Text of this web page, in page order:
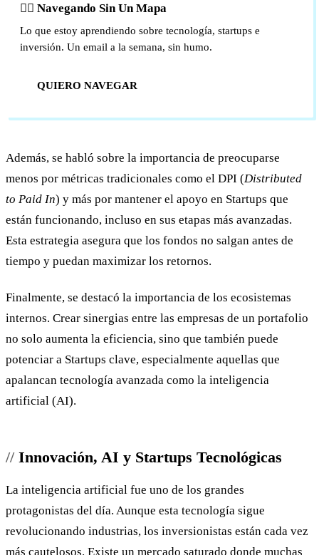
🏴‍☠️ Navegando Sin Un Mapa
Lo que estoy aprendiendo sobre tecnología, startups e
inversión. Un email a la semana, sin humo.
QUIERO NAVEGAR
Además, se habló sobre la importancia de preocuparse
menos por métricas tradicionales como el DPI (Distributed
to Paid In) y más por mantener el apoyo en Startups que
están funcionando, incluso en sus etapas más avanzadas.
Esta estrategia asegura que los fondos no salgan antes de
tiempo y puedan maximizar los retornos.
Finalmente, se destacó la importancia de los ecosistemas
internos. Crear sinergias entre las empresas de un portafolio
no solo aumenta la eficiencia, sino que también puede
potenciar a Startups clave, especialmente aquellas que
apalancan tecnología avanzada como la inteligencia
artificial (AI).
Innovación, AI y Startups Tecnológicas
La inteligencia artificial fue uno de los grandes
protagonistas del día. Aunque esta tecnología sigue
revolucionando industrias, los inversionistas están cada vez
más cautelosos. Existe un mercado saturado donde muchas